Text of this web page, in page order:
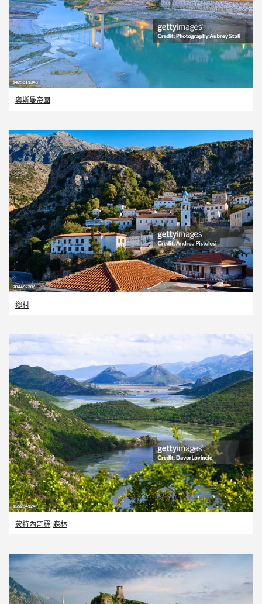
奧斯曼帝國
鄉村
蒙特內哥羅 森林